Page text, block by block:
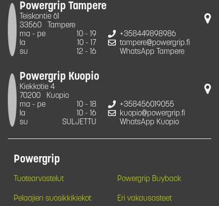
Powergrip Tampere
Teiskontie 61
33560
Tampere
ma - pe
10 - 19
la
10 - 17
su
12 - 16
+358449898986
tampere@powergrip.fi
WhatsApp Tampere
Powergrip Kuopio
Kiekkotie 4
70200
Kuopio
ma - pe
10 - 18
la
10 - 16
su
SULJETTU
+358456019055
kuopio@powergrip.fi
WhatsApp Kuopio
Powergrip
Tuotearvostelut Powergrip Buyback
Pelaajien suosikkikiekot Eri vakausasteet